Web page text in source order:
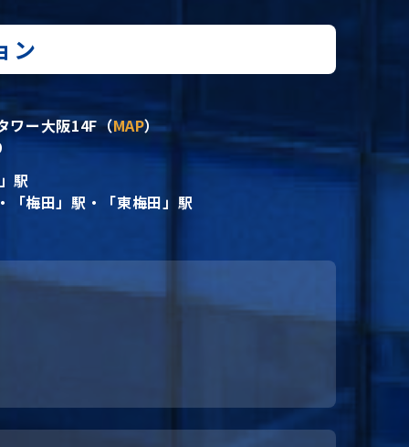
ン
ワー大阪14F（MAP）
駅
「梅田」駅・「東梅田」駅